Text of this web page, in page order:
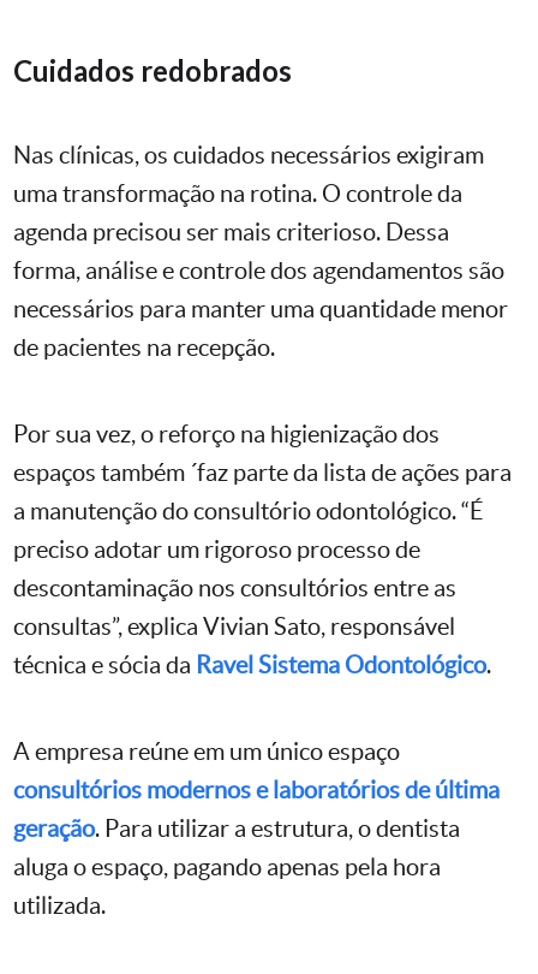
Cuidados redobrados
Nas clínicas, os cuidados necessários exigiram
uma transformação na rotina. O controle da
agenda precisou ser mais criterioso. Dessa
forma, análise e controle dos agendamentos são
necessários para manter uma quantidade menor
de pacientes na recepção.
Por sua vez, o reforço na higienização dos
espaços também ´faz parte da lista de ações para
a manutenção do consultório odontológico. “É
preciso adotar um rigoroso processo de
descontaminação nos consultórios entre as
consultas”, explica Vivian Sato, responsável
técnica e sócia da Ravel Sistema Odontológico.
A empresa reúne em um único espaço
consultórios modernos e laboratórios de última
geração. Para utilizar a estrutura, o dentista
aluga o espaço, pagando apenas pela hora
utilizada.